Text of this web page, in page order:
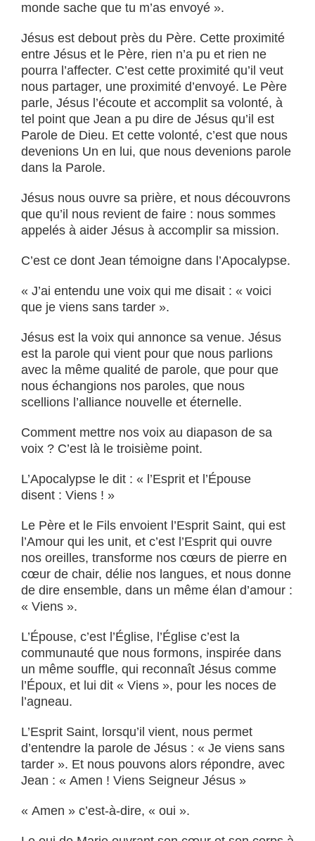
monde sache que tu m’as envoyé ».
Jésus est debout près du Père. Cette proximité
entre Jésus et le Père, rien n’a pu et rien ne
pourra l’affecter. C’est cette proximité qu’il veut
nous partager, une proximité d’envoyé. Le Père
parle, Jésus l’écoute et accomplit sa volonté, à
tel point que Jean a pu dire de Jésus qu’il est
Parole de Dieu. Et cette volonté, c’est que nous
devenions Un en lui, que nous devenions parole
dans la Parole.
Jésus nous ouvre sa prière, et nous découvrons
que qu’il nous revient de faire : nous sommes
appelés à aider Jésus à accomplir sa mission.
C’est ce dont Jean témoigne dans l’Apocalypse.
« J’ai entendu une voix qui me disait : « voici
que je viens sans tarder ».
Jésus est la voix qui annonce sa venue. Jésus
est la parole qui vient pour que nous parlions
avec la même qualité de parole, que pour que
nous échangions nos paroles, que nous
scellions l’alliance nouvelle et éternelle.
Comment mettre nos voix au diapason de sa
voix ? C’est là le troisième point.
L’Apocalypse le dit : « l’Esprit et l’Épouse
disent : Viens ! »
Le Père et le Fils envoient l’Esprit Saint, qui est
l’Amour qui les unit, et c’est l’Esprit qui ouvre
nos oreilles, transforme nos cœurs de pierre en
cœur de chair, délie nos langues, et nous donne
de dire ensemble, dans un même élan d’amour :
« Viens ».
L’Épouse, c’est l’Église, l’Église c’est la
communauté que nous formons, inspirée dans
un même souffle, qui reconnaît Jésus comme
l’Époux, et lui dit « Viens », pour les noces de
l’agneau.
L’Esprit Saint, lorsqu’il vient, nous permet
d’entendre la parole de Jésus : « Je viens sans
tarder ». Et nous pouvons alors répondre, avec
Jean : « Amen ! Viens Seigneur Jésus »
« Amen » c’est-à-dire, « oui ».